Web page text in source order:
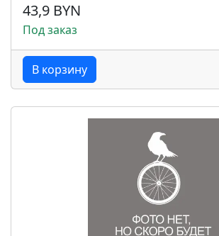
43,9 BYN
Под заказ
В корзину